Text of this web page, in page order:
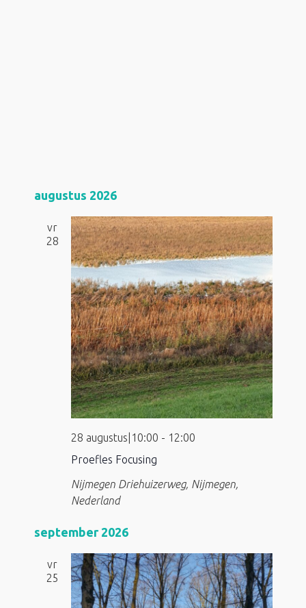
augustus 2026
vr
28
Proefles Focusing
28 augustus|10:00 - 12:00
Nijmegen Driehuizerweg, Nijmegen,
Nederland
september 2026
vr
25